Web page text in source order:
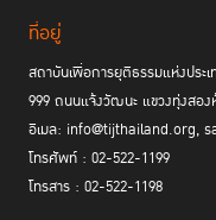
ที่อยู่
สถาบันเพื่อการยุติธรรมแห่งประ
999 ถนนแจ้งวัฒนะ แขวงทุ่งสอ
อีเมล: info@tijthailand.org,
โทรศัพท์ : 02-522-1199
โทรสาร : 02-522-1198